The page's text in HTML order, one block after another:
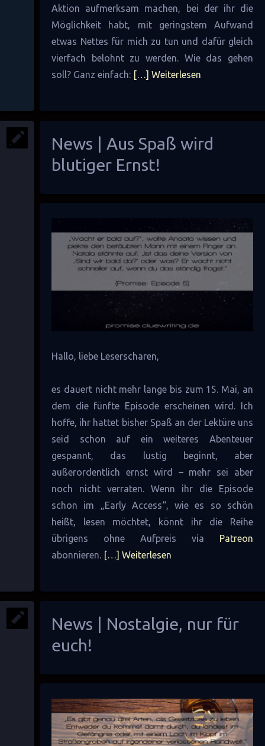
Aktion aufmerksam machen, bei der ihr die
Möglichkeit habt, mit geringstem Aufwand
etwas Nettes für mich zu tun und dafür gleich
vierfach belohnt zu werden. Wie das gehen
soll? Ganz einfach: […] Weiterlesen
News | Aus Spaß wird
blutiger Ernst!
Hallo, liebe Leserscharen,
es dauert nicht mehr lange bis zum 15. Mai, an
dem die fünfte Episode erscheinen wird. Ich
hoffe, ihr hattet bisher Spaß an der Lektüre uns
seid schon auf ein weiteres Abenteuer
gespannt, das lustig beginnt, aber
außerordentlich ernst wird – mehr sei aber
noch nicht verraten. Wenn ihr die Episode
schon im „Early Access“, wie es so schön
heißt, lesen möchtet, könnt ihr die Reihe
übrigens ohne Aufpreis via Patreon
abonnieren. […] Weiterlesen
News | Nostalgie, nur für
euch!